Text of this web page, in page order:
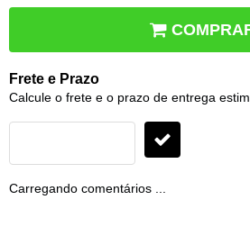
Frete e Prazo
Calcule o frete e o prazo de entrega
Carregando comentários ...